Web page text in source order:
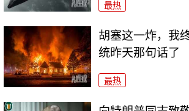
最热
胡塞这一炸，我
统昨天那句话了
最热